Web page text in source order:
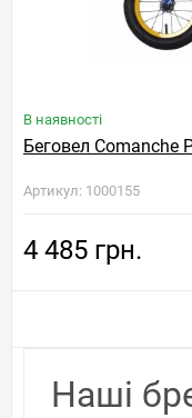
В наявності
Беговел Comanche
Артикул: 1000155
4 485 грн.
Наші